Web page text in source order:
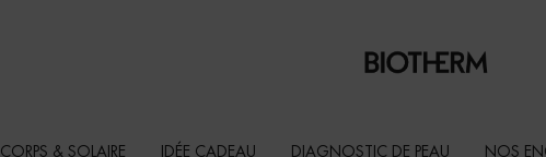
CORPS & SOLAIRE IDÉE CADEAU DIAGNOSTIC DE PEAU NOS